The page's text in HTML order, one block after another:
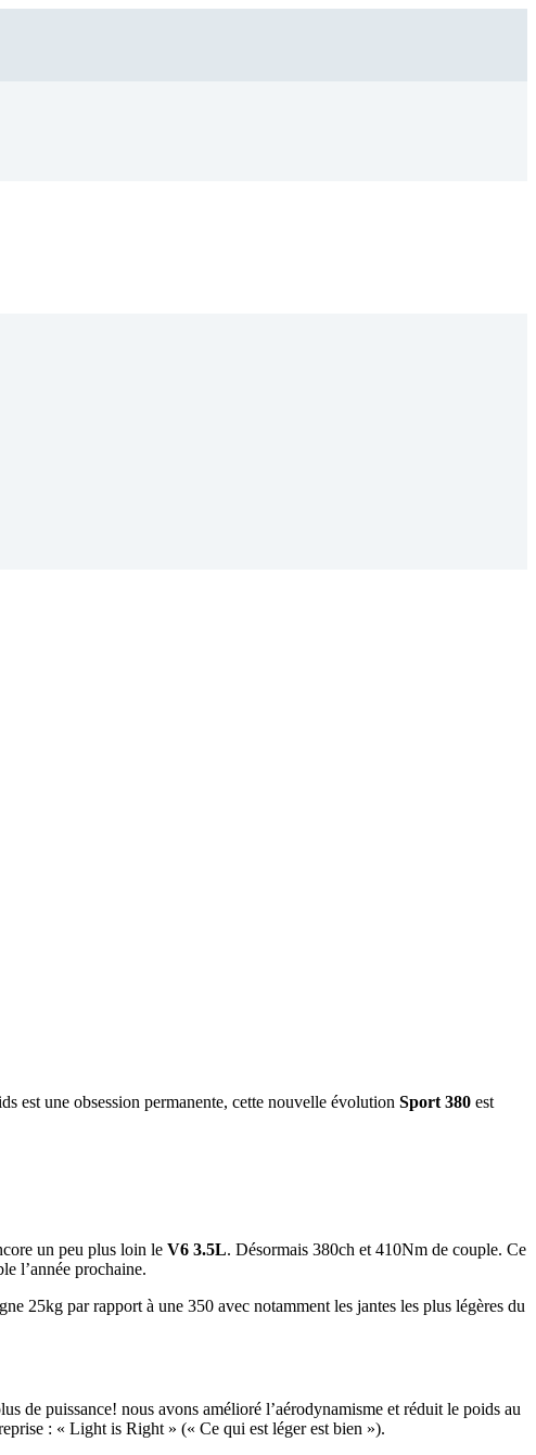
est une obsession permanente, cette nouvelle évolution Sport 380 est
un peu plus loin le V6 3.5L. Désormais 380ch et 410Nm de couple. Ce
l’année prochaine.
25kg par rapport à une 350 avec notamment les jantes les plus légères du
de puissance! nous avons amélioré l’aérodynamisme et réduit le poids au
: « Light is Right » (« Ce qui est léger est bien »).